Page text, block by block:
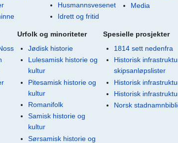
Husmannsvesenet
Idrett og fritid
Media
Urfolk og minoriteter
Jødisk historie
Lulesamisk historie og
kultur
Pitesamisk historie og
kultur
Romanifolk
Samisk historie og
kultur
Sørsamisk historie og
Spesielle prosjekter
1814 sett nedenfra
Historisk
skipsanløpslister
Historisk
Historisk
Norsk